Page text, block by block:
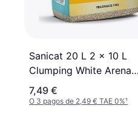
Sanicat 20 L 2 x 10 L
Clumping White Arena
Blanca Aglomerante Sin
Perfume 10L
7,49 €
O 3 pagos de 2,49 € TAE 0%¹